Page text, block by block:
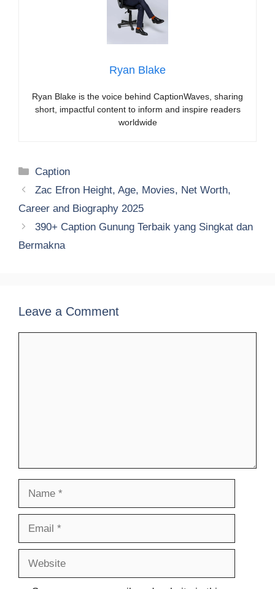
Ryan Blake
Ryan Blake is the voice behind CaptionWaves, sharing
short, impactful content to inform and inspire readers
worldwide
Categories
Caption
Zac Efron Height, Age, Movies, Net Worth,
Career and Biography 2025
390+ Caption Gunung Terbaik yang Singkat dan
Bermakna
Leave a Comment